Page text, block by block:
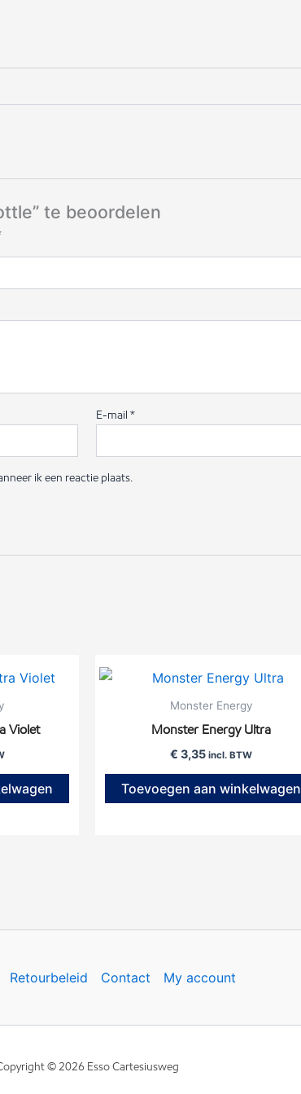
te beoordelen
E-mail*
ik een reactie plaats.
Violet
Monster Energy
Monster Energy Ultra
€ 3,35 incl. BTW
Toevoegen aan winkelwagen
Retourbeleid Contact My account
© 2026 Esso Cartesiusweg